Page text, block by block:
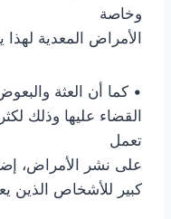
وخاصة
الأمراض المعدية
• كما أن العثة
القضاء عليها وذلك
تعمل
على نشر الأمراض،
كبير للأشخاص الذين